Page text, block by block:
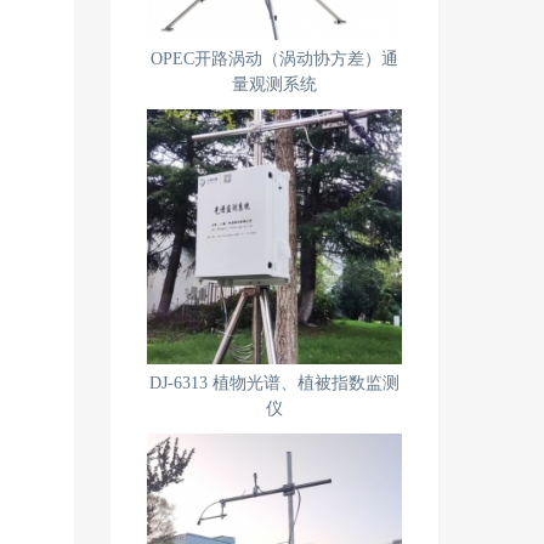
OPEC开路涡动（涡动协方差）通
量观测系统
DJ-6313 植物光谱、植被指数监测
仪